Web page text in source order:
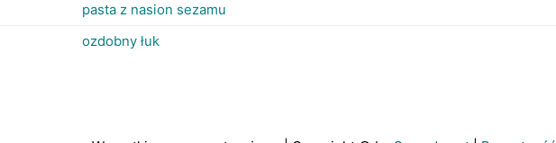
pasta z nasion sezamu
ozdobny łuk